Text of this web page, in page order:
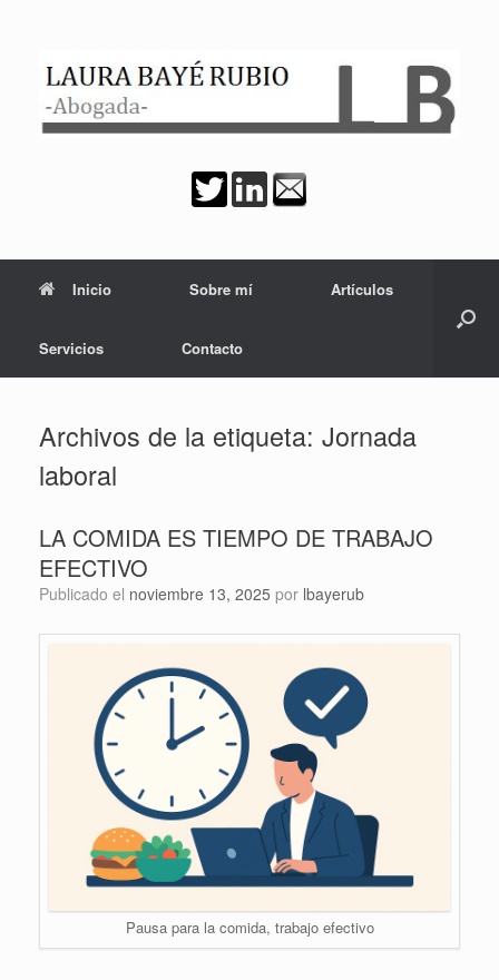
Inicio Sobre mí Artículos
Servicios Contacto
Archivos de la etiqueta: Jornada
laboral
LA COMIDA ES TIEMPO DE TRABAJO
EFECTIVO
Publicado el noviembre 13, 2025 por lbayerub
Pausa para la comida, trabajo efectivo